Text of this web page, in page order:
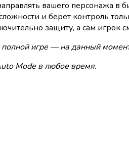
вашего персонажа
и берет контроль
защиту, а сам игрок
игре — на данный
Mode в любое время.